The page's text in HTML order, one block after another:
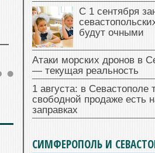
С 1 сентября
будут очными
Атаки морских дронов в
— текущая реальность
1 августа: в Севастополе
свободной продаже есть
заправках
СИМФЕРОПОЛЬ И